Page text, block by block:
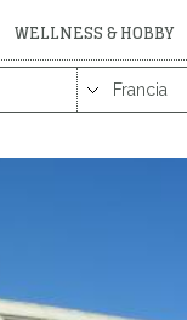
WELLNESS & HOBBY